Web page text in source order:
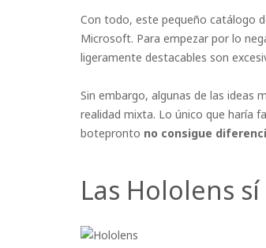
Con todo, este pequeño catálogo
Microsoft. Para empezar por lo
ligeramente destacables son
Sin embargo, algunas de las ideas
realidad mixta. Lo único que haría
botepronto no consigue
Las Hololens